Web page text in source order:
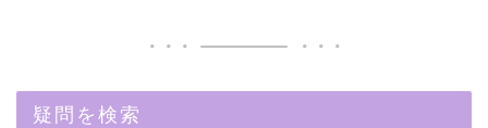
疑問を検索